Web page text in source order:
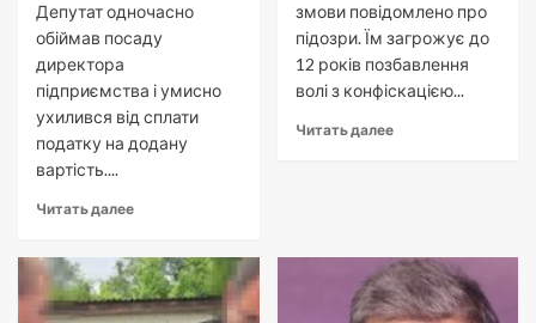
Депутат одночасно
обіймав посаду
директора
підприємства і умисно
ухилився від сплати
податку на додану
вартість....
Читать далее
змови повідомлено про
підозри. Їм загрожує до
12 років позбавлення
волі з конфіскацією...
Читать далее